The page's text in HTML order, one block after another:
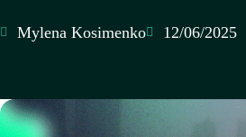
Mylena Kosimenko 12/06/2025